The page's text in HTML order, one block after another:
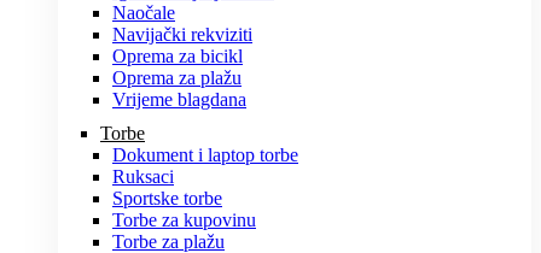
Naočale
Navijački rekviziti
Oprema za bicikl
Oprema za plažu
Vrijeme blagdana
Torbe
Dokument i laptop torbe
Ruksaci
Sportske torbe
Torbe za kupovinu
Torbe za plažu